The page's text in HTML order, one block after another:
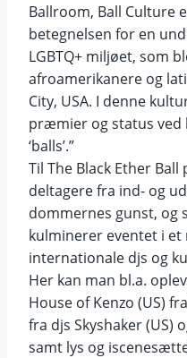
Ballroom, Ball Culture
betegnelsen for en
LGBTQ+ miljøet, som
afroamerikanere og
City, USA. I denne
præmier og status ved
‘balls’.”
Til The Black Ether
deltagere fra ind- og
dommernes gunst, og
kulminerer eventet i
internationale djs og
Her kan man bl.a.
House of Kenzo (US)
fra djs Skyshaker (US)
samt lys og